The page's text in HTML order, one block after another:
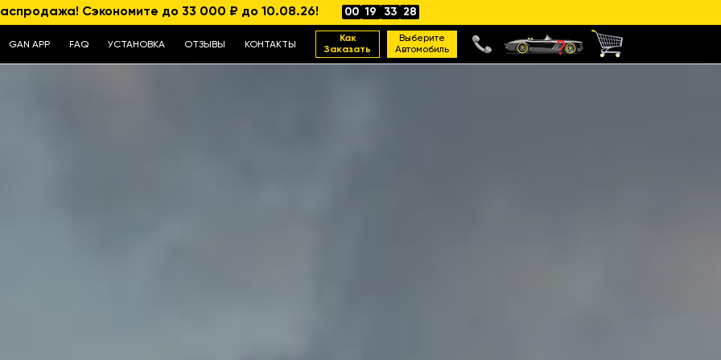
Сэкономите до 33 000 ₽ до 10.08.26! 00 19 33 26
GAN APP FAQ УСТАНОВКА ОТЗЫВЫ КОНТАКТЫ
Как
Заказать
Выберите
Автомобиль